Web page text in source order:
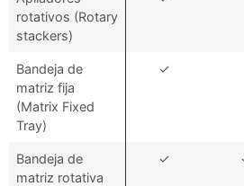
rotativos (Rotary
stackers)
Bandeja de
matriz fija
(Matrix Fixed
Tray)
✓
Bandeja de
matriz rotativa
✓